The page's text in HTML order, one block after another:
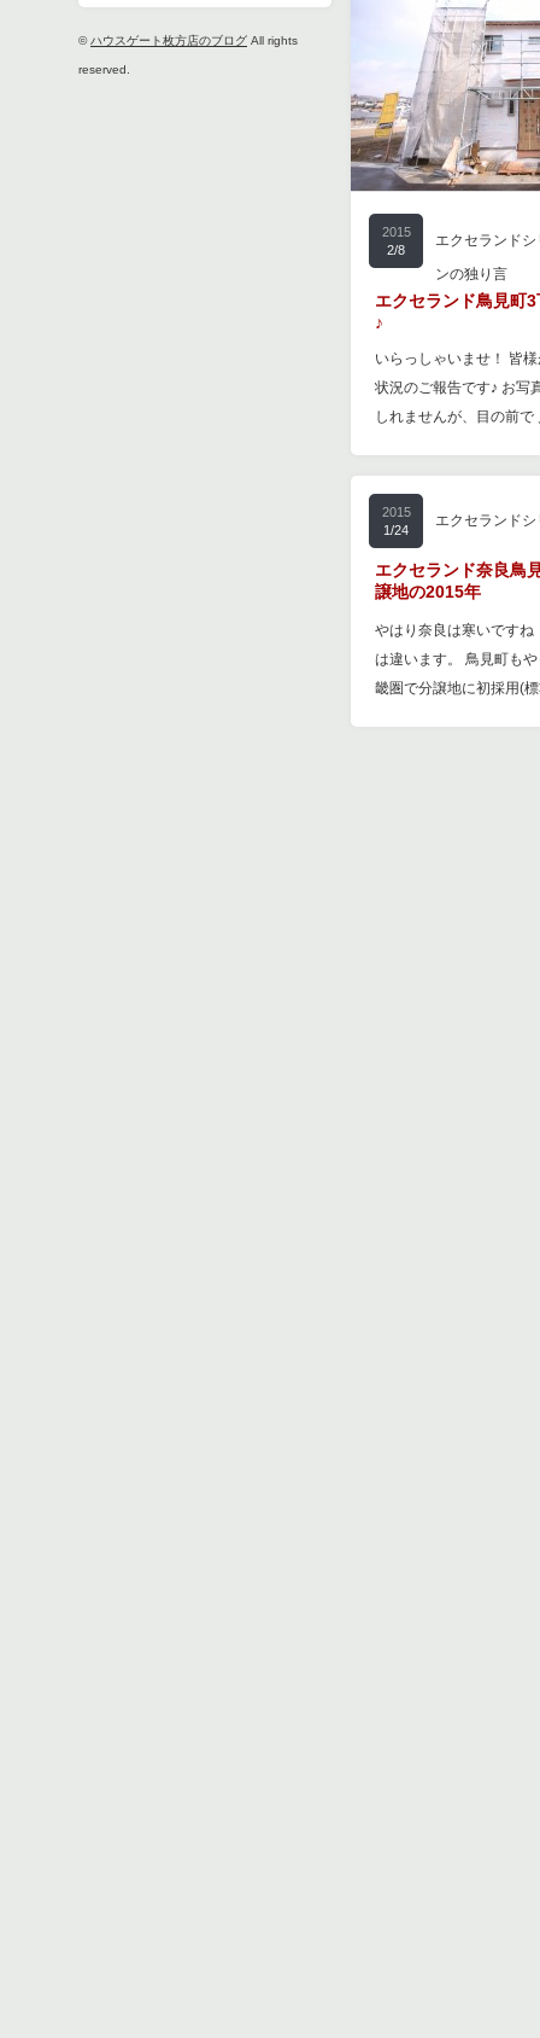
©ハウスゲート枚方店のブログ All rights
reserved.
2015
2/8
エクセランドシ
ンの独り言
エクセランド鳥見
♪
いらっしゃいませ！ 皆
状況のご報告です♪ お写
しれませんが、目の前
2015
1/24
エクセランドシ
エクセランド奈良鳥
譲地の2015年
やはり奈良は寒いです
は違います。 鳥見町も
畿圏で分譲地に初採用(